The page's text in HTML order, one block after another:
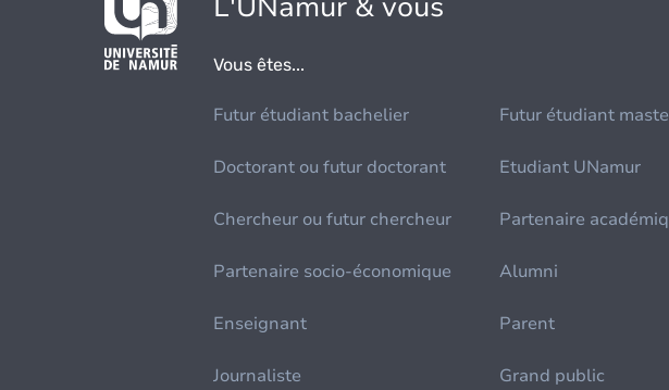
Vous êtes...
Futur étudiant bachelier Futur étudiant
Doctorant ou futur doctorant Etudiant UNamur
Chercheur ou futur chercheur Partenaire
Partenaire socio-économique Alumni
Enseignant Parent
Journaliste Grand public